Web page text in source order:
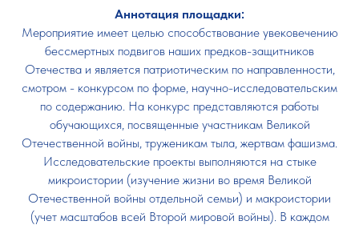
Аннотация площадки:
Мероприятие имеет целью способствование увековечению
бессмертных подвигов наших предков-защитников
Отечества и является патриотическим по направленности,
смотром - конкурсом по форме, научно-исследовательским
по содержанию. На конкурс представляются работы
обучающихся, посвященные участникам Великой
Отечественной войны, труженикам тыла, жертвам фашизма.
Исследовательские проекты выполняются на стыке
микроистории (изучение жизни во время Великой
Отечественной войны отдельной семьи) и макроистории
(учет масштабов всей Второй мировой войны). В каждом